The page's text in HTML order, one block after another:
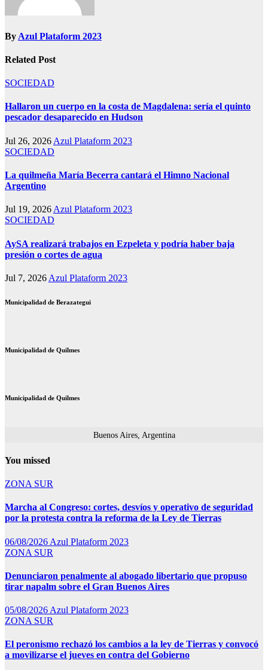
By Azul Plataform 2023
Related Post
SOCIEDAD
Hallaron un cuerpo en la costa de Magdalena: sería el quinto
pescador desaparecido en Hudson
Jul 26, 2026 Azul Plataform 2023
SOCIEDAD
La quilmeña María Becerra cantará el Himno Nacional
Argentino
Jul 19, 2026 Azul Plataform 2023
SOCIEDAD
AySA realizará trabajos en Ezpeleta y podría haber baja
presión o cortes de agua
Jul 7, 2026 Azul Plataform 2023
Municipalidad de Berazategui
Municipalidad de Quilmes
Municipalidad de Quilmes
Buenos Aires, Argentina
You missed
ZONA SUR
Marcha al Congreso: cortes, desvíos y operativo de seguridad
por la protesta contra la reforma de la Ley de Tierras
06/08/2026 Azul Plataform 2023
ZONA SUR
Denunciaron penalmente al abogado libertario que propuso
tirar napalm sobre el Gran Buenos Aires
05/08/2026 Azul Plataform 2023
ZONA SUR
El peronismo rechazó los cambios a la ley de Tierras y convocó
a movilizarse el jueves en contra del Gobierno